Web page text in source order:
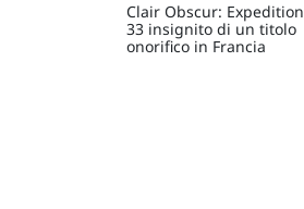
Clair Obscur: Expedition
33 insignito di un titolo
onorifico in Francia